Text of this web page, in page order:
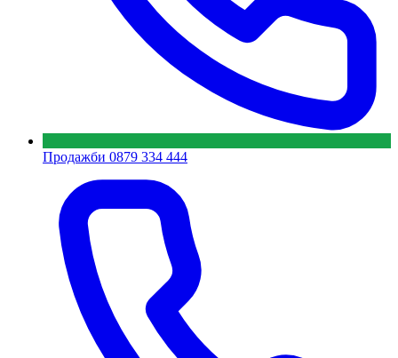
Продажби 0879 334 444